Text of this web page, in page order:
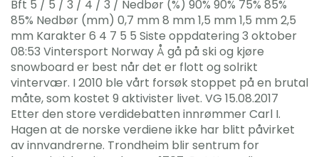
Bft 5 / 5 / 3 / 4 / 3 / Nedbør (%) 90% 90% 75% 85%
85% Nedbør (mm) 0,7 mm 8 mm 1,5 mm 1,5 mm 2,5
mm Karakter 6 4 7 5 5 Siste oppdatering 3 oktober
08:53 Vintersport Norway Å gå på ski og kjøre
snowboard er best når det er flott og solrikt
vintervær. I 2010 ble vårt forsøk stoppet på en brutal
måte, som kostet 9 aktivister livet. VG 15.08.2017
Etter den store verdidebatten innrømmer Carl I.
Hagen at de norske verdiene ikke har blitt påvirket
av innvandrerne. Trondheim blir sentrum for